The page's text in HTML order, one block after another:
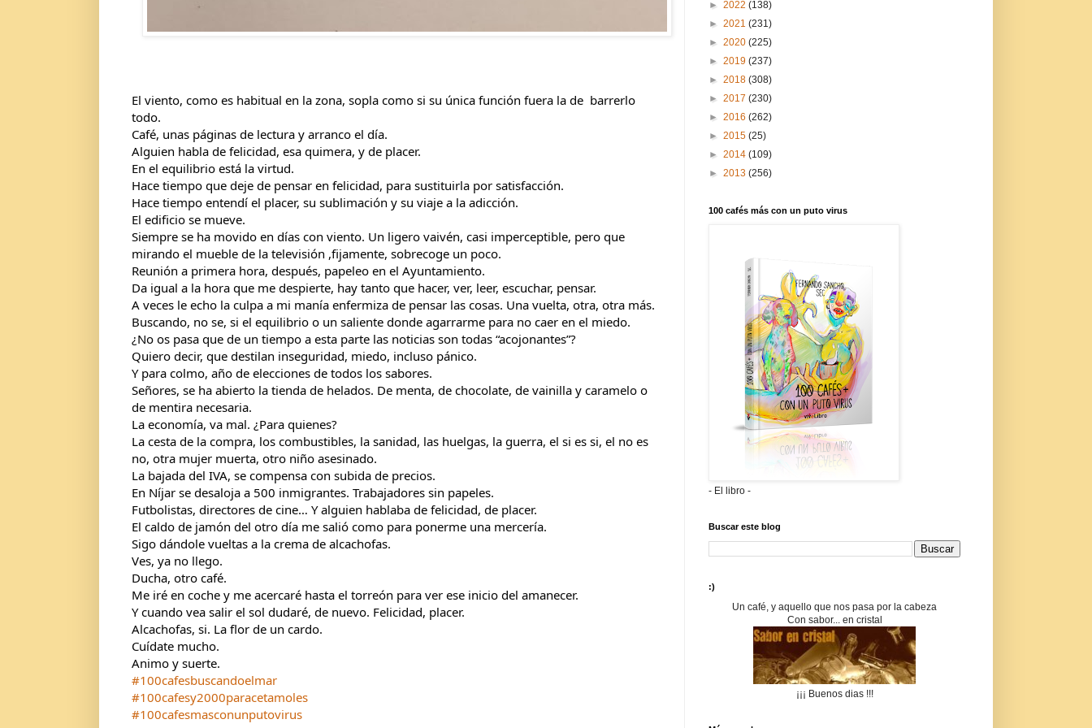
El viento, como es habitual en la zona, sopla como si su única función fuera la de  barrerlo
todo.
Café, unas páginas de lectura y arranco el día.
Alguien habla de felicidad, esa quimera, y de placer.
En el equilibrio está la virtud.
Hace tiempo que deje de pensar en felicidad, para sustituirla por satisfacción.
Hace tiempo entendí el placer, su sublimación y su viaje a la adicción.
El edificio se mueve.
Siempre se ha movido en días con viento. Un ligero vaivén, casi imperceptible, pero que
mirando el mueble de la televisión ,fijamente, sobrecoge un poco.
Reunión a primera hora, después, papeleo en el Ayuntamiento.
Da igual a la hora que me despierte, hay tanto que hacer, ver, leer, escuchar, pensar.
A veces le echo la culpa a mi manía enfermiza de pensar las cosas. Una vuelta, otra, otra más.
Buscando, no se, si el equilibrio o un saliente donde agarrarme para no caer en el miedo.
¿No os pasa que de un tiempo a esta parte las noticias son todas “acojonantes”?
Quiero decir, que destilan inseguridad, miedo, incluso pánico.
Y para colmo, año de elecciones de todos los sabores.
Señores, se ha abierto la tienda de helados. De menta, de chocolate, de vainilla y caramelo o
de mentira necesaria.
La economía, va mal. ¿Para quienes?
La cesta de la compra, los combustibles, la sanidad, las huelgas, la guerra, el si es si, el no es
no, otra mujer muerta, otro niño asesinado.
La bajada del IVA, se compensa con subida de precios.
En Níjar se desaloja a 500 inmigrantes. Trabajadores sin papeles.
Futbolistas, directores de cine… Y alguien hablaba de felicidad, de placer.
El caldo de jamón del otro día me salió como para ponerme una mercería.
Sigo dándole vueltas a la crema de alcachofas.
Ves, ya no llego.
Ducha, otro café.
Me iré en coche y me acercaré hasta el torreón para ver ese inicio del amanecer.
Y cuando vea salir el sol dudaré, de nuevo. Felicidad, placer.
Alcachofas, si. La flor de un cardo.
Cuídate mucho.
Animo y suerte.
#100cafesbuscandoelmar
#100cafesy2000paracetamoles
#100cafesmasconunputovirus
► 2022 (138)
► 2021 (231)
► 2020 (225)
► 2019 (237)
► 2018 (308)
► 2017 (230)
► 2016 (262)
► 2015 (25)
► 2014 (109)
► 2013 (256)
100 cafés más con un puto virus
- El libro -
Buscar este blog
:)
Un café, y aquello que nos pasa por la cabeza
Con sabor... en cristal
¡¡¡ Buenos dias !!!